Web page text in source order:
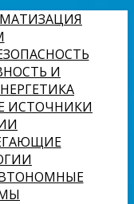
И
ИСТОЧНИКИ